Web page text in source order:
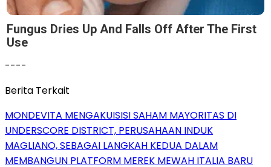
Fungus Dries Up And Falls Off After The First
Use
----
Berita Terkait
MONDEVITA MENGAKUISISI SAHAM MAYORITAS DI
UNDERSCORE DISTRICT, PERUSAHAAN INDUK
MAGLIANO, SEBAGAI LANGKAH KEDUA DALAM
MEMBANGUN PLATFORM MEREK MEWAH ITALIA BARU